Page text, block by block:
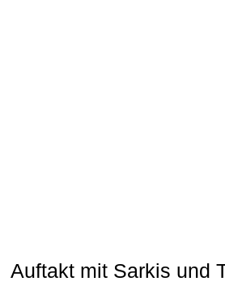
Auftakt mit Sarkis und